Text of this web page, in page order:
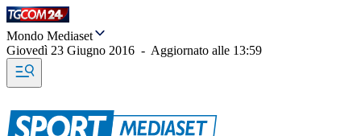
Mondo Mediaset
Giovedì 23 Giugno 2016 - Aggiornato alle 13:59